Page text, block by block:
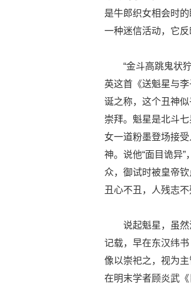
是牛郎织女相会时
一种迷信活动，它
“金斗高跳鬼状
英这首《送魁星与
诞之称，这个丑神
崇拜。魁星是北斗
女一道粉墨登场接
神。说他“面目诡异
众，御试时被皇帝
丑心不丑，人残志
说起魁星，虽
记载，早在东汉纬
像以崇祀之，视为主
在明末学者顾炎武